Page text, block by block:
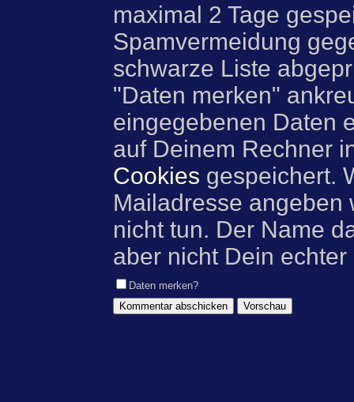
maximal 2 Tage
Spamvermeidung
schwarze Liste
"Daten merken"
eingegebenen Daten
auf Deinem Rechner
Cookies gespeichert.
Mailadresse angeben
nicht tun. Der Name
aber nicht Dein
Daten merken?